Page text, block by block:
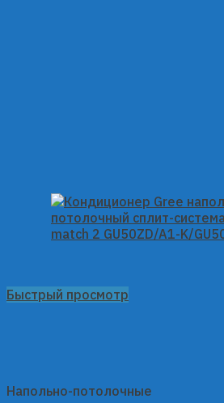
Быстрый просмотр
Напольно-потолочные